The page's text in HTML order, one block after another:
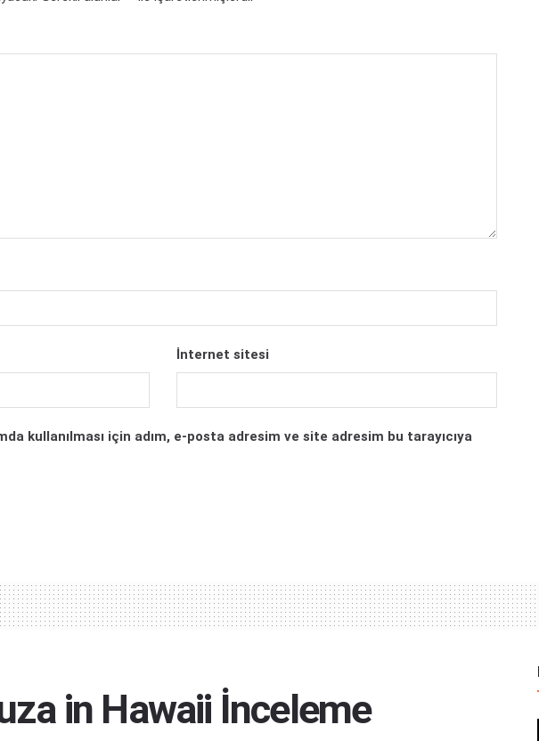
İnternet sitesi
kullanılması için adım, e-posta adresim ve site adresim bu tarayıcıya
in Hawaii İnceleme